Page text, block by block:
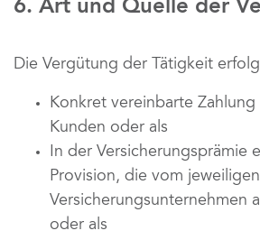
6. Art und Quelle der
Die Vergütung der Tätigkeit
Konkret vereinbarte
Kunden oder als
In der Versicherungsprämie
Provision, die vom jeweiligen
Versicherungsunternehmen
oder als